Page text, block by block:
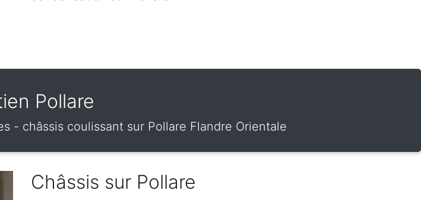
Pollare
- châssis coulissant sur Pollare Flandre Orientale
Châssis sur Pollare